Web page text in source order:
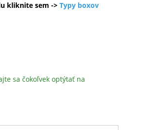
kliknite sem -> Typy boxov
sa čokoľvek optýtať na